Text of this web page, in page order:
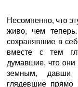
Несомненно, что
живо, чем теперь.
сохранявшие в
вместе с тем
думавшие, что они
земным, давши
глядевшие